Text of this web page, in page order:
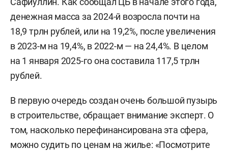
денежная масса за 2024-й возросла почти на
18,9 трлн рублей, или на 19,2%, после увеличения
в 2023-м на 19,4%, в 2022-м — на 24,4%. В целом
на 1 января 2025-го она составила 117,5 трлн
рублей.
В первую очередь создан очень большой пузырь
в строительстве, обращает внимание эксперт. О
том, насколько перефинансирована эта сфера,
можно судить по ценам на жилье: «Посмотрите